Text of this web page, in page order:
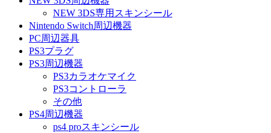
NEW 3DS専用スキンシール
Nintendo Switch周辺機器
PC周辺器具
PS3プラグ
PS3周辺機器
PS3カラオケマイク
PS3コントローラ
その他
PS4周辺機器
ps4 proスキンシール